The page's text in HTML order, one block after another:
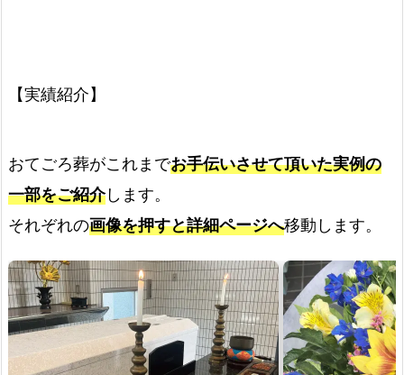
【実績紹介】
おてごろ葬がこれまでお手伝いさせて頂いた実例の
一部をご紹介します。
それぞれの画像を押すと詳細ページへ移動します。